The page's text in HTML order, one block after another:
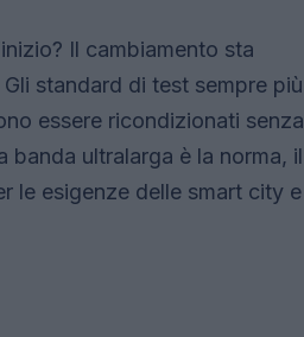
Il cambiamento sta
standard di test sempre più
essere ricondizionati senza
ultralarga è la norma, il
le esigenze delle smart city e